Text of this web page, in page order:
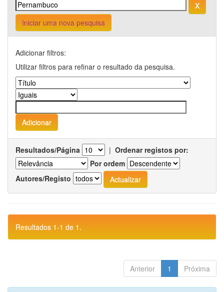
Iniciar uma nova pesquisa
Adicionar filtros:
Utilizar filtros para refinar o resultado da pesquisa.
Resultados/Página | Ordenar registos por:
Por ordem
Autores/Registo
Resultados 1-1 de 1.
Anterior 1 Próxima